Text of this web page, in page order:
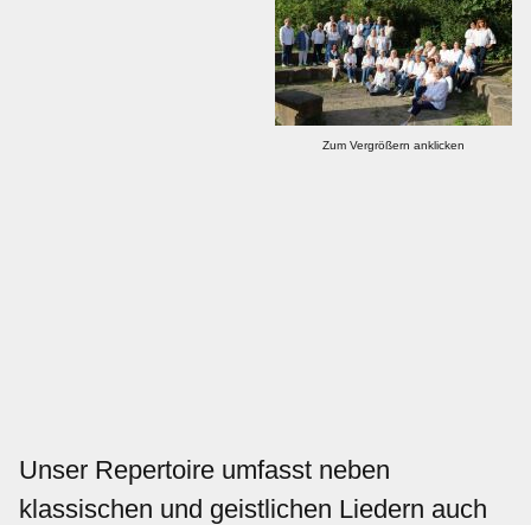
Links
Kontakt
Zum Vergrößern anklicken
Unser Repertoire umfasst neben
klassischen und geistlichen Liedern auch